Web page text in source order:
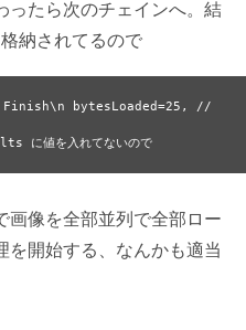
ったら次のチェインへ。結
納されてるので
bytesLoaded=25, //
値を入れてないので
画像を全部並列で全部ロー
を開始する、なんかも適当